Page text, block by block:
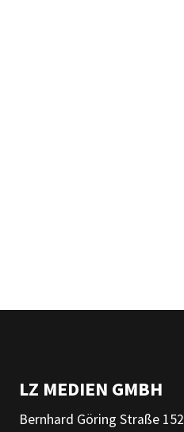
LZ MEDIEN GMBH
Bernhard Göring Straße 152